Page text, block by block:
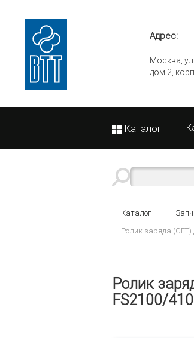
Адрес:
Москва,
дом 2,
Каталог
Каталог
Ролик заряда
Ролик
FS2100/